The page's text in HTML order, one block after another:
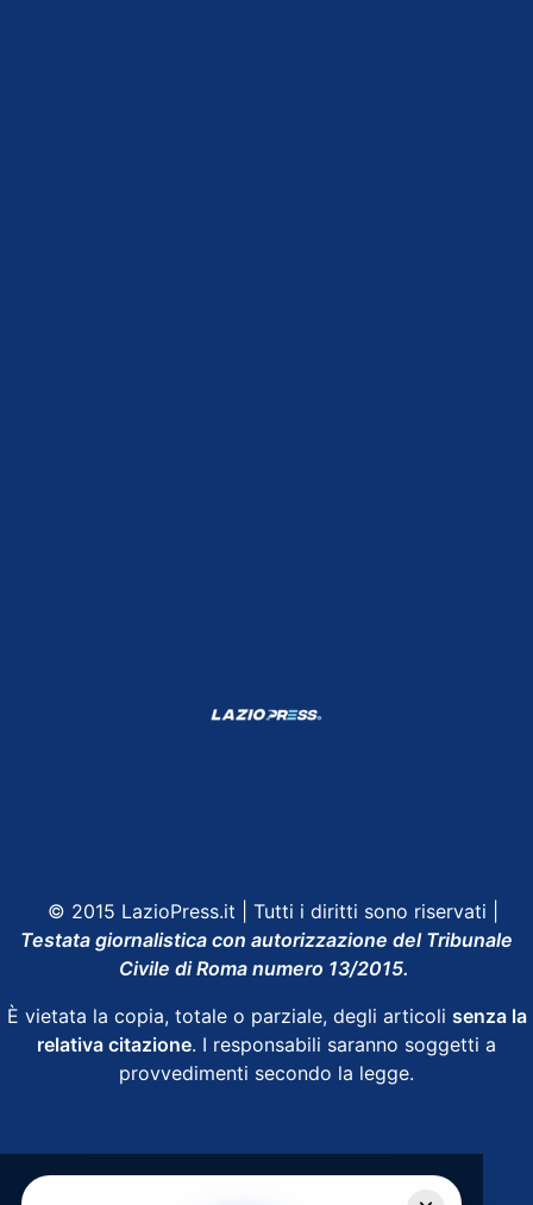
© 2015 LazioPress.it | Tutti i diritti sono riservati |
Testata giornalistica con autorizzazione del Tribunale
Civile di Roma numero 13/2015.
È vietata la copia, totale o parziale, degli articoli senza la
relativa citazione. I responsabili saranno soggetti a
provvedimenti secondo la legge.